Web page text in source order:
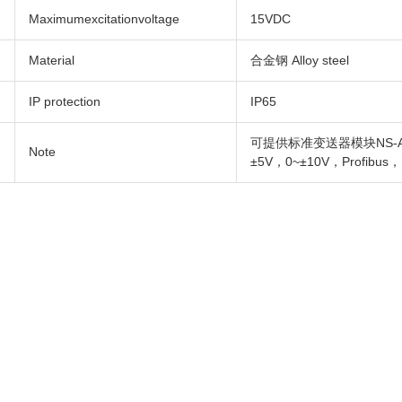
Maximumexcitationvoltage 15VDC
Material 合金钢 Alloy steel
IP protection IP65
Note
可提供标准变送器模块
±5V，0~±10V，Profibus